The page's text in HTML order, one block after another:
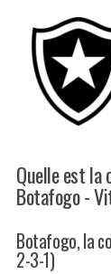
Quelle est
Botafogo -
Botafogo, la
2-3-1)